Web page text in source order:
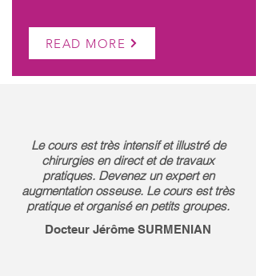
READ MORE
Le cours est très intensif et illustré de
chirurgies en direct et de travaux
pratiques. Devenez un expert en
augmentation osseuse. Le cours est très
pratique et organisé en petits groupes.
Docteur Jérôme SURMENIAN